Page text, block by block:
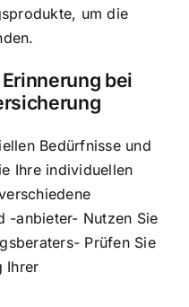
um die
bei
Bedürfnisse und
Ihre individuellen
-anbieter- Nutzen Sie
Prüfen Sie
Ihrer